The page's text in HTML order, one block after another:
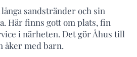
sandstränder och sin
Här finns gott om plats, fin
i närheten. Det gör Åhus till
åker med barn.